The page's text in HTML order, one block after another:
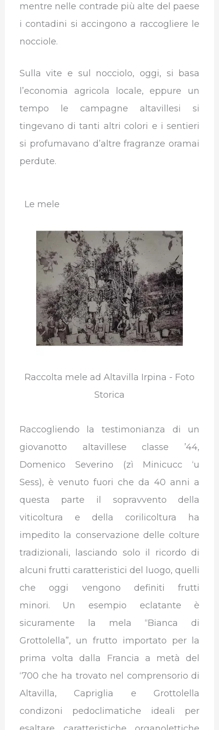
mentre nelle contrade più alte del paese
i contadini si accingono a raccogliere le
nocciole.
Sulla vite e sul nocciolo, oggi, si basa
l’economia agricola locale, eppure un
tempo le campagne altavillesi si
tingevano di tanti altri colori e i sentieri
si profumavano d’altre fragranze oramai
perdute.
Le mele
Raccolta mele ad Altavilla Irpina - Foto
Storica
Raccogliendo la testimonianza di un
giovanotto altavillese classe ’44,
Domenico Severino (zì Minicucc ‘u
Sess), è venuto fuori che da 40 anni a
questa parte il sopravvento della
viticoltura e della corilicoltura ha
impedito la conservazione delle colture
tradizionali, lasciando solo il ricordo di
alcuni frutti caratteristici del luogo, quelli
che oggi vengono definiti frutti
minori. Un esempio eclatante è
sicuramente la mela “Bianca di
Grottolella”, un frutto importato per la
prima volta dalla Francia a metà del
‘700 che ha trovato nel comprensorio di
Altavilla, Capriglia e Grottolella
condizoni pedoclimatiche ideali per